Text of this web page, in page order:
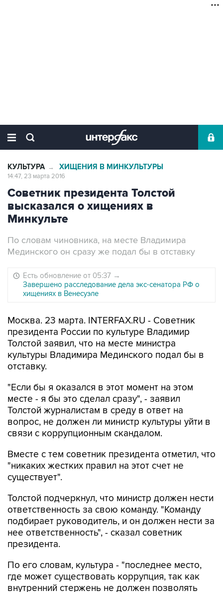
КУЛЬТУРА → ХИЩЕНИЯ В МИНКУЛЬТУРЫ
14:47, 23 марта 2016
Советник президента Толстой
высказался о хищениях в
Минкульте
По словам чиновника, на месте Владимира
Мединского он сразу же подал бы в отставку
Есть обновление от 05:37 →
Завершено расследование дела экс-сенатора РФ о
хищениях в Венесуэле
Москва. 23 марта. INTERFAX.RU - Советник
президента России по культуре Владимир
Толстой заявил, что на месте министра
культуры Владимира Мединского подал бы в
отставку.
"Если бы я оказался в этот момент на этом
месте - я бы это сделал сразу", - заявил
Толстой журналистам в среду в ответ на
вопрос, не должен ли министр культуры уйти в
связи с коррупционным скандалом.
Вместе с тем советник президента отметил, что
"никаких жестких правил на этот счет не
существует".
Толстой подчеркнул, что министр должен нести
ответственность за свою команду. "Команду
подбирает руководитель, и он должен нести за
нее ответственность", - сказал советник
президента.
По его словам, культура - "последнее место,
где может существовать коррупция, так как
внутренний стержень не должен позволять